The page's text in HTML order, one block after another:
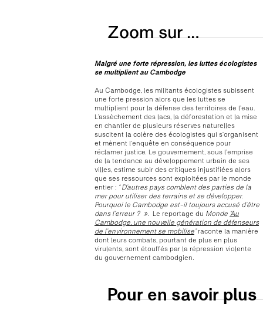
Zoom sur …
Malgré une forte répression, les luttes écologistes
se multiplient au Cambodge
Au Cambodge, les militants écologistes subissent
une forte pression alors que les luttes se
multiplient pour la défense des territoires de l’eau.
L’assèchement des lacs, la déforestation et la mise
en chantier de plusieurs réserves naturelles
suscitent la colère des écologistes qui s’organisent
et mènent l’enquête en conséquence pour
réclamer justice. Le gouvernement, sous l’emprise
de la tendance au développement urbain de ses
villes, estime subir des critiques injustifiées alors
que ses ressources sont exploitées par le monde
entier : “ D’autres pays comblent des parties de la
mer pour utiliser des terrains et se développer.
Pourquoi le Cambodge est-il toujours accusé d’être
dans l’erreur ? ».
Le reportage du Monde “Au
Cambodge, une nouvelle génération de défenseurs
de l’environnement se mobilise”raconte la manière
dont leurs combats, pourtant de plus en plus
virulents, sont étouffés par la répression violente
du gouvernement cambodgien.
Pour en savoir plus